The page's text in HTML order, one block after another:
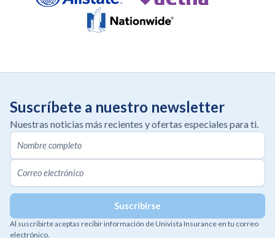
Suscríbete a nuestro newsletter
Nuestras noticias más recientes y ofertas especiales para ti.
Al suscribirte aceptas recibir información de Univista Insurance en tu correo
electrónico.